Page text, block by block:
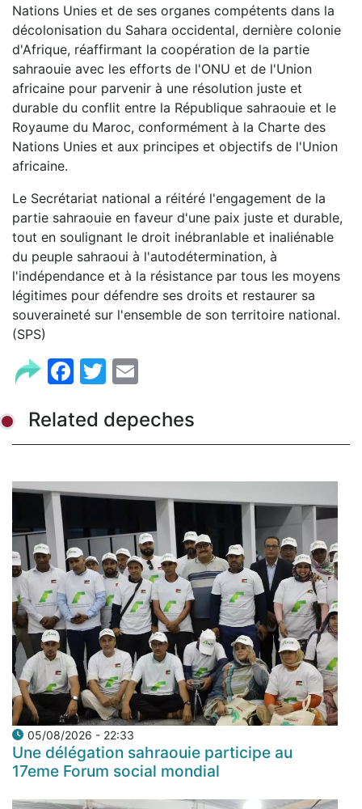
Nations Unies et de ses organes compétents dans la
décolonisation du Sahara occidental, dernière colonie
d'Afrique, réaffirmant la coopération de la partie
sahraouie avec les efforts de l'ONU et de l'Union
africaine pour parvenir à une résolution juste et
durable du conflit entre la République sahraouie et le
Royaume du Maroc, conformément à la Charte des
Nations Unies et aux principes et objectifs de l'Union
africaine.
Le Secrétariat national a réitéré l'engagement de la
partie sahraouie en faveur d'une paix juste et durable,
tout en soulignant le droit inébranlable et inaliénable
du peuple sahraoui à l'autodétermination, à
l'indépendance et à la résistance par tous les moyens
légitimes pour défendre ses droits et restaurer sa
souveraineté sur l'ensemble de son territoire national.
(SPS)
Facebook
Twitter
Related depeches
05/08/2026 - 22:33
Une délégation sahraouie participe au
17eme Forum social mondial